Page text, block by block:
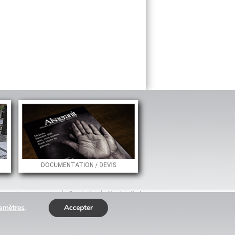
DOCUMENTATION / DEVIS
La presse en parle Plan du site Mentions légales
. Accepter